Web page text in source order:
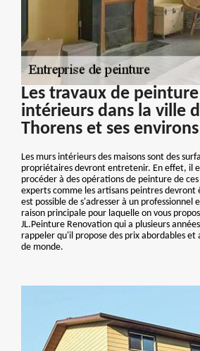
Les travaux de
intérieurs dans la ville
Thorens et ses environs
Les murs intérieurs des maisons sont des
propriétaires devront entretenir. En effet, il
procéder à des opérations de peinture de
experts comme les artisans peintres devront
est possible de s'adresser à un professionnel
raison principale pour laquelle on vous
JL.Peinture Renovation qui a plusieurs
rappeler qu'il propose des prix abordables et
de monde.